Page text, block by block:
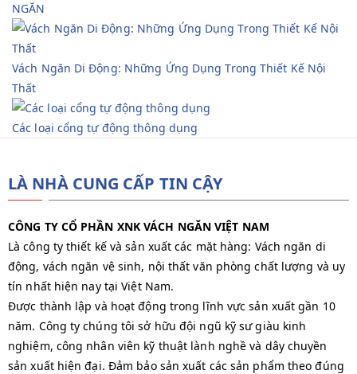
NGĂN
Vách Ngăn Di Động: Những Ứng Dụng Trong Thiết Kế Nội
Thất
Các loại cổng tự động thông dụng
LÀ NHÀ CUNG CẤP TIN CẬY
CÔNG TY CỔ PHẦN XNK VÁCH NGĂN VIỆT NAM
Là công ty thiết kế và sản xuất các mặt hàng: Vách ngăn di
động, vách ngăn vệ sinh, nội thất văn phòng chất lượng và uy
tín nhất hiện nay tại Việt Nam.
Được thành lập và hoạt động trong lĩnh vực sản xuất gần 10
năm. Công ty chúng tôi sở hữu đội ngũ kỹ sư giàu kinh
nghiệm, công nhân viên kỹ thuật lành nghề và dây chuyền
sản xuất hiện đại. Đảm bảo sản xuất các sản phẩm theo đúng